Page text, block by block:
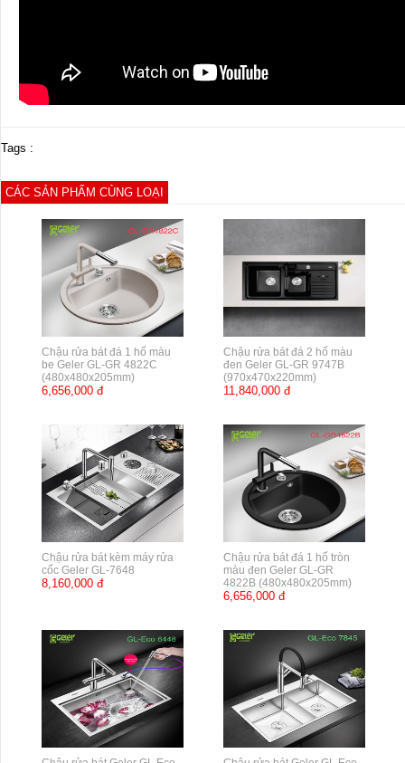
Tags :
CÁC SẢN PHẨM CÙNG LOẠI
Chậu rửa bát đá 1 hố màu
be Geler GL-GR 4822C
(480x480x205mm)
6,656,000 đ
Chậu rửa bát đá 2 hố màu
đen Geler GL-GR 9747B
(970x470x220mm)
11,840,000 đ
Chậu rửa bát kèm máy rửa
cốc Geler GL-7648
8,160,000 đ
Chậu rửa bát đá 1 hố tròn
màu đen Geler GL-GR
4822B (480x480x205mm)
6,656,000 đ